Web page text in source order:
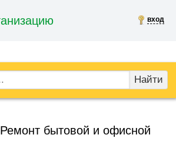
вход
Найти
Ремонт бытовой и офисной